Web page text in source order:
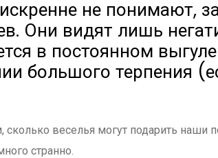
не понимают,
Они видят лишь
в постоянном
большого терпения
веселья могут подарить
странно.